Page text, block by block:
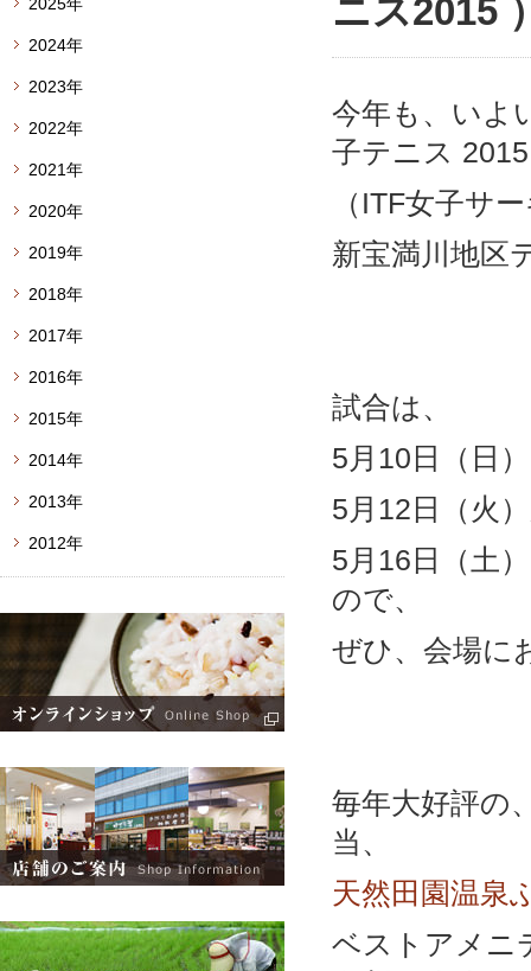
ニス2015
今年も、いよ
子テニス
（ITF女子サ
新宝満川地区
試合は、
5月10日（日
5月12日（火
5月16日（土
ので、
ぜひ、会場に
毎年大好評の
当、
天然田園温泉
ベストアメニ
2024年
2023年
2022年
2021年
2020年
2019年
2018年
2017年
2016年
2015年
2014年
2013年
2012年